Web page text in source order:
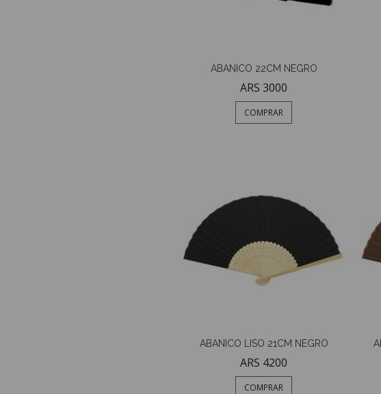
ABANICO 22CM NEGRO
ARS 3000
COMPRAR
ABANICO LISO 21CM NEGRO
ARS 4200
COMPRAR